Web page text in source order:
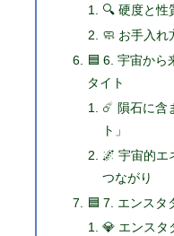
🔍 硬度と性
🧼 お手入れ
🟦 6. 宇宙から
タイト
☄️ 隕石に含
ト」
🌌 宇宙的エ
つながり
🟦 7. エンスタ
💎 エンスタ